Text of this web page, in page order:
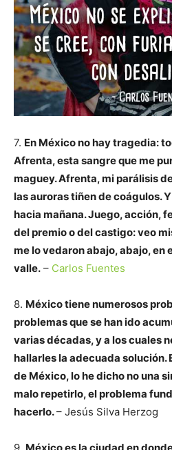
7. En México no hay tragedia:
Afrenta, esta sangre que me
maguey. Afrenta, mi parálisis
las auroras tiñen de coágulos.
hacia mañana. Juego, acción,
del premio o del castigo: veo
me lo vedaron abajo, abajo, en
valle. – Carlos Fuentes
8. México tiene numerosos
problemas que se han ido
varias décadas, y a los cuales
hallarles la adecuada solución.
de México, lo he dicho no una
malo repetirlo, el problema
hacerlo.– Jesús Silva Herzog